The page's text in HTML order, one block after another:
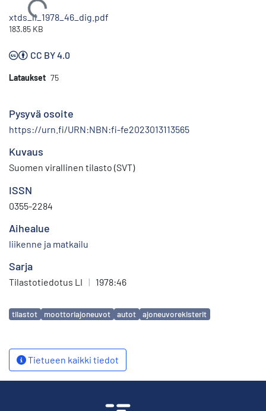
Ladataan...
xtds_li_1978_46_dig.pdf
183.85 KB
CC BY 4.0
Lataukset 75
Pysyvä osoite
https://urn.fi/URN:NBN:fi-fe2023013113565
Kuvaus
Suomen virallinen tilasto (SVT)
ISSN
0355-2284
Aihealue
liikenne ja matkailu
Sarja
Tilastotiedotus LI | 1978:46
Avainsanat
tilastot moottoriajoneuvot autot ajoneuvorekisterit
Tietueen kaikki tiedot